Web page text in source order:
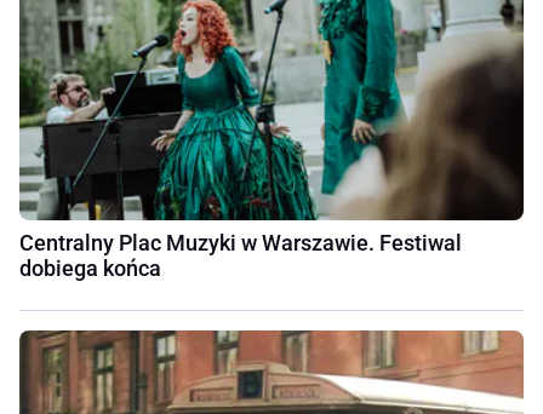
Centralny Plac Muzyki w Warszawie. Festiwal
dobiega końca